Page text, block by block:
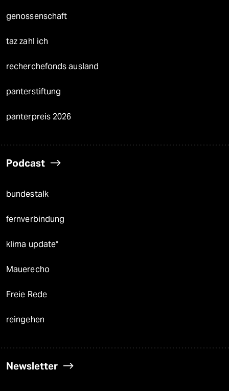
genossenschaft
taz zahl ich
recherchefonds ausland
panterstiftung
panterpreis 2026
Podcast
bundestalk
fernverbindung
klima update°
Mauerecho
Freie Rede
reingehen
Newsletter